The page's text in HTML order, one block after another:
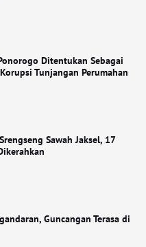
Ditentukan Sebagai
Tunjangan Perumahan
Sawah Jaksel, 17
Guncangan Terasa di